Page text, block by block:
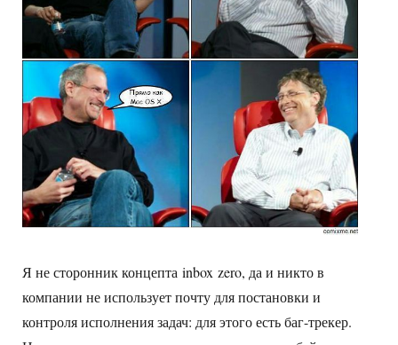
Я не сторонник концепта inbox zero, да и никто в
компании не использует почту для постановки и
контроля исполнения задач: для этого есть баг-трекер.